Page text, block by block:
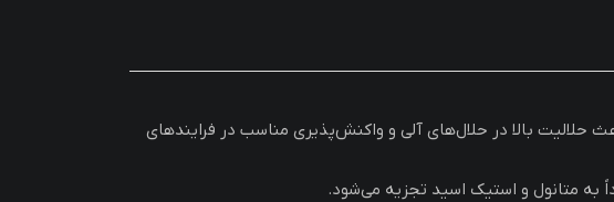
حلالیت بالا در حلال‌های آلی و واکنش‌پذیری مناسب در فرایندهای
به متانول و استیک اسید تجزیه می‌شود.